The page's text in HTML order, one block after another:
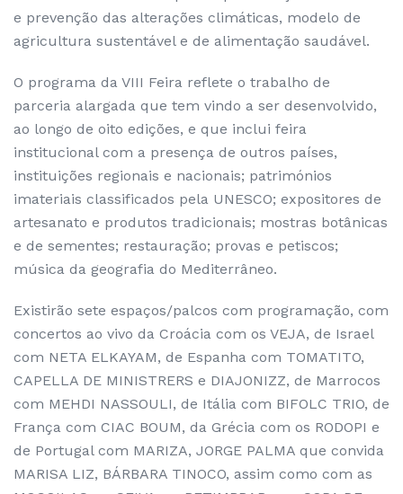
e prevenção das alterações climáticas, modelo de
agricultura sustentável e de alimentação saudável.
O programa da VIII Feira reflete o trabalho de
parceria alargada que tem vindo a ser desenvolvido,
ao longo de oito edições, e que inclui feira
institucional com a presença de outros países,
instituições regionais e nacionais; patrimónios
imateriais classificados pela UNESCO; expositores de
artesanato e produtos tradicionais; mostras botânicas
e de sementes; restauração; provas e petiscos;
música da geografia do Mediterrâneo.
Existirão sete espaços/palcos com programação, com
concertos ao vivo da Croácia com os VEJA, de Israel
com NETA ELKAYAM, de Espanha com TOMATITO,
CAPELLA DE MINISTRERS e DIAJONIZZ, de Marrocos
com MEHDI NASSOULI, de Itália com BIFOLC TRIO, de
França com CIAC BOUM, da Grécia com os RODOPI e
de Portugal com MARIZA, JORGE PALMA que convida
MARISA LIZ, BÁRBARA TINOCO, assim como com as